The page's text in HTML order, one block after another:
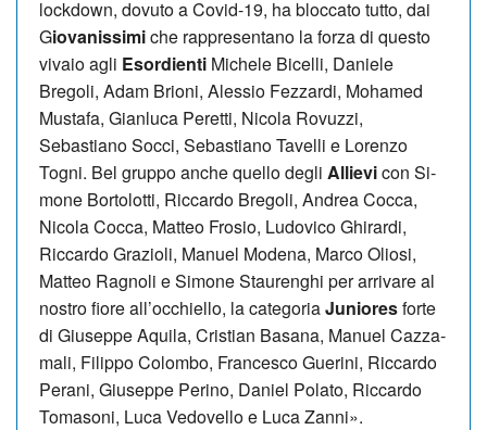
lockdown, dovuto a Covid-19, ha bloccato tutto, dai
Giovanissimiche rappresentano la forza di questo
vivaio agli Esordienti Michele Bicelli, Daniele
Bregoli, Adam Brioni, Alessio Fezzardi, Mohamed
Mu­stafa, Gianluca Peretti, Nicola Rovuzzi,
Sebastiano Socci, Sebastiano Tavelli e Lorenzo
Togni. Bel gruppo anche quello degli Allievicon Si­
mone Bortolotti, Riccardo Bregoli, Andrea Cocca,
Nicola Cocca, Matteo Frosio, Ludovico Ghirardi,
Riccardo Grazioli, Manuel Modena, Marco Oliosi,
Matteo Ragnoli e Simone Staurenghi per arrivare al
nostro fiore all’occhiello, la categoriaJunioresforte
di Giuseppe Aqui­la, Cristian Basana, Manuel Cazza­
ma­li, Filippo Colombo, Fran­cesco Gue­rini, Riccardo
Perani, Giuseppe Perino, Daniel Polato, Riccardo
Tomasoni, Luca Vedovello e Luca Zanni».